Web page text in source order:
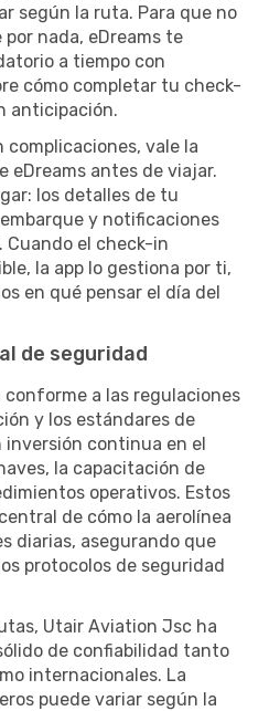
según la ruta. Para que no
nada, eDreams te
a tiempo con
cómo completar tu check-
anticipación.
complicaciones, vale la
eDreams antes de viajar.
los detalles de tu
y notificaciones
Cuando el check-in
la app lo gestiona por ti,
en qué pensar el día del
de seguridad
a las regulaciones
y los estándares de
continua en el
la capacitación de
operativos. Estos
de cómo la aerolínea
diarias, asegurando que
protocolos de seguridad
Utair Aviation Jsc ha
de confiabilidad tanto
internacionales. La
puede variar según la